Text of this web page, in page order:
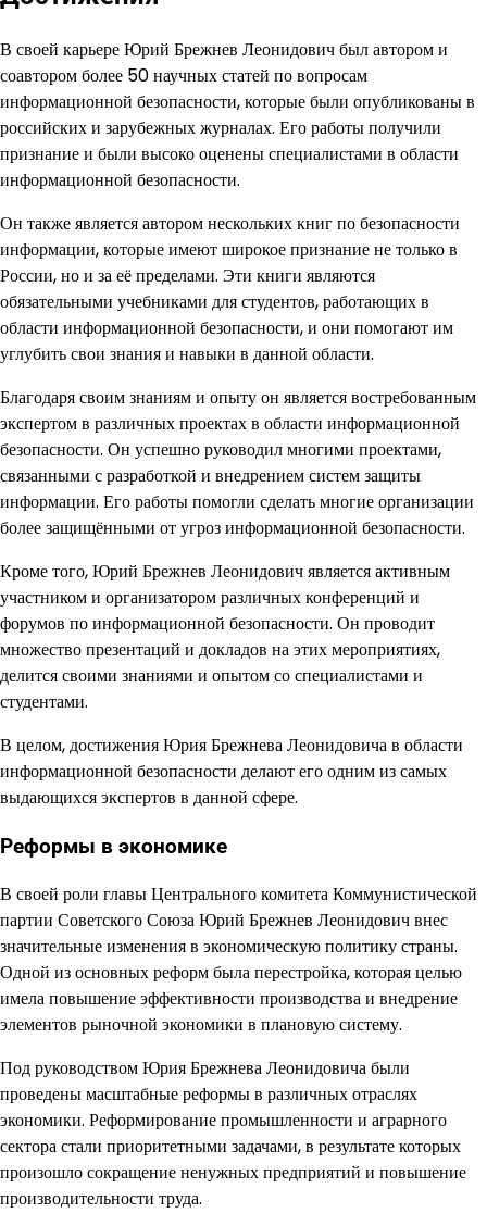
В своей карьере Юрий Брежнев Леонидович был автором и
соавтором более 50 научных статей по вопросам
информационной безопасности, которые были опубликованы в
российских и зарубежных журналах. Его работы получили
признание и были высоко оценены специалистами в области
информационной безопасности.
Он также является автором нескольких книг по безопасности
информации, которые имеют широкое признание не только в
России, но и за её пределами. Эти книги являются
обязательными учебниками для студентов, работающих в
области информационной безопасности, и они помогают им
углубить свои знания и навыки в данной области.
Благодаря своим знаниям и опыту он является востребованным
экспертом в различных проектах в области информационной
безопасности. Он успешно руководил многими проектами,
связанными с разработкой и внедрением систем защиты
информации. Его работы помогли сделать многие организации
более защищёнными от угроз информационной безопасности.
Кроме того, Юрий Брежнев Леонидович является активным
участником и организатором различных конференций и
форумов по информационной безопасности. Он проводит
множество презентаций и докладов на этих мероприятиях,
делится своими знаниями и опытом со специалистами и
студентами.
В целом, достижения Юрия Брежнева Леонидовича в области
информационной безопасности делают его одним из самых
выдающихся экспертов в данной сфере.
Реформы в экономике
В своей роли главы Центрального комитета Коммунистической
партии Советского Союза Юрий Брежнев Леонидович внес
значительные изменения в экономическую политику страны.
Одной из основных реформ была перестройка, которая целью
имела повышение эффективности производства и внедрение
элементов рыночной экономики в плановую систему.
Под руководством Юрия Брежнева Леонидовича были
проведены масштабные реформы в различных отраслях
экономики. Реформирование промышленности и аграрного
сектора стали приоритетными задачами, в результате которых
произошло сокращение ненужных предприятий и повышение
производительности труда.